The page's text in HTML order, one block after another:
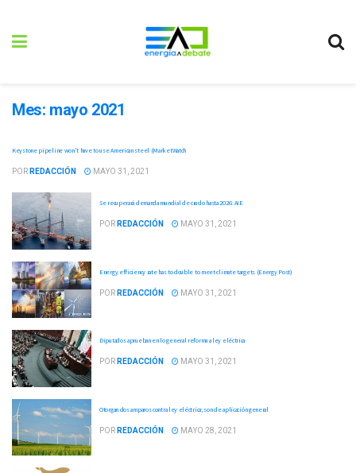
Mes: mayo 2021
Keystone pipeline won't have to use American steel (MarketWatch
POR REDACCIÓN MAYO 31, 2021
Se recuperará demanda mundial de crudo hasta 2026: AIE
POR REDACCIÓN MAYO 31, 2021
Energy efficiency rate has to double to meet climate targets (Energy Post)
POR REDACCIÓN MAYO 31, 2021
Diputados aprueban en lo general reforma a ley eléctrica
POR REDACCIÓN MAYO 31, 2021
Otorgan dos amparos contra ley eléctrica; son de aplicación general
POR REDACCIÓN MAYO 28, 2021